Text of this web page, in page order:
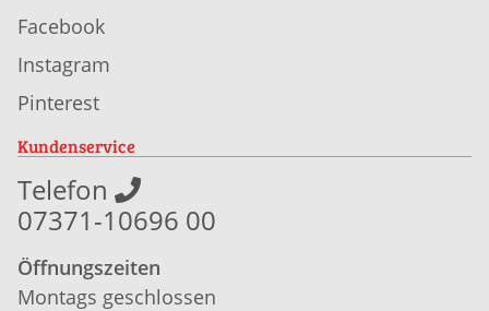
Facebook
Instagram
Pinterest
Kundenservice
Telefon
07371-10696 00
Öffnungszeiten
Montags geschlossen